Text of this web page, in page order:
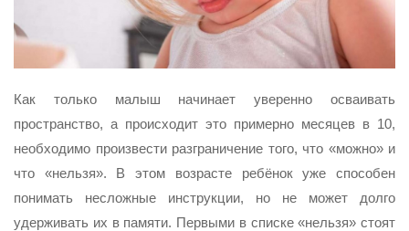
Как только малыш начинает уверенно осваивать
пространство, а происходит это примерно месяцев в 10,
необходимо произвести разграничение того, что «можно» и
что «нельзя». В этом возрасте ребёнок уже способен
понимать несложные инструкции, но не может долго
удерживать их в памяти. Первыми в списке «нельзя» стоят